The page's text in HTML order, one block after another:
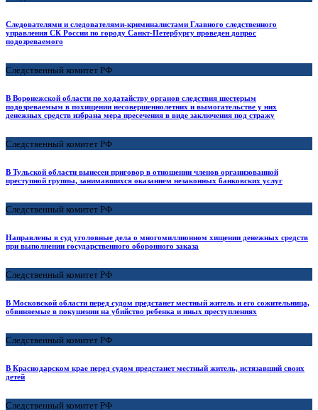
Следователями и следователями-криминалистами Главного следственного
управления СК России по городу Санкт-Петербургу проведен допрос
подозреваемого
Следственный комитет РФ
В Воронежской области по ходатайству органов следствия шестерым
подозреваемым в похищении несовершеннолетних и вымогательстве у них
денежных средств избрана мера пресечения в виде заключения под стражу
Следственный комитет РФ
В Тульской области вынесен приговор в отношении членов организованной
преступной группы, занимавшихся оказанием незаконных банковских услуг
Следственный комитет РФ
Направлены в суд уголовные дела о многомиллионном хищении денежных средств
при выполнении государственного оборонного заказа
Следственный комитет РФ
В Московской области перед судом предстанет местный житель и его сожительница,
обвиняемые в покушении на убийство ребенка и иных преступлениях
Следственный комитет РФ
В Краснодарском крае перед судом предстанет местный житель, истязавший своих
детей
Следственный комитет РФ